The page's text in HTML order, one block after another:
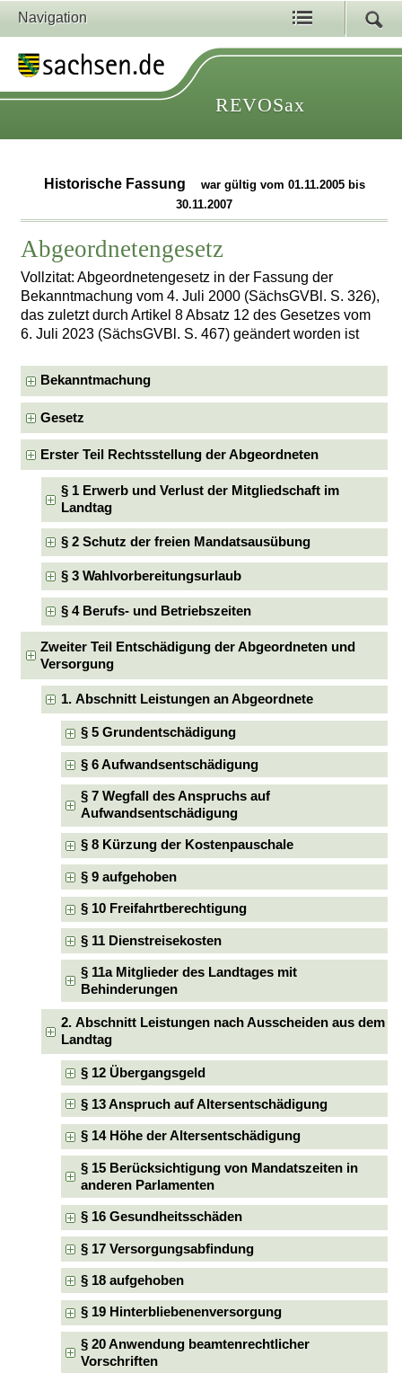
Navigation
REVOSax
Historische Fassung
war gültig vom 01.11.2005 bis
30.11.2007
Abgeordnetengesetz
Vollzitat: Abgeordnetengesetz in der Fassung der
Bekanntmachung vom 4. Juli 2000 (SächsGVBl. S. 326),
das zuletzt durch Artikel 8 Absatz 12 des Gesetzes vom
6. Juli 2023 (SächsGVBl. S. 467) geändert worden ist
Bekanntmachung
Gesetz
Erster Teil Rechtsstellung der Abgeordneten
§ 1 Erwerb und Verlust der Mitgliedschaft im
Landtag
§ 2 Schutz der freien Mandatsausübung
§ 3 Wahlvorbereitungsurlaub
§ 4 Berufs- und Betriebszeiten
Zweiter Teil Entschädigung der Abgeordneten und
Versorgung
1. Abschnitt Leistungen an Abgeordnete
§ 5 Grundentschädigung
§ 6 Aufwandsentschädigung
§ 7 Wegfall des Anspruchs auf
Aufwandsentschädigung
§ 8 Kürzung der Kostenpauschale
§ 9 aufgehoben
§ 10 Freifahrtberechtigung
§ 11 Dienstreisekosten
§ 11a Mitglieder des Landtages mit
Behinderungen
2. Abschnitt Leistungen nach Ausscheiden aus dem
Landtag
§ 12 Übergangsgeld
§ 13 Anspruch auf Altersentschädigung
§ 14 Höhe der Altersentschädigung
§ 15 Berücksichtigung von Mandatszeiten in
anderen Parlamenten
§ 16 Gesundheitsschäden
§ 17 Versorgungsabfindung
§ 18 aufgehoben
§ 19 Hinterbliebenenversorgung
§ 20 Anwendung beamtenrechtlicher
Vorschriften